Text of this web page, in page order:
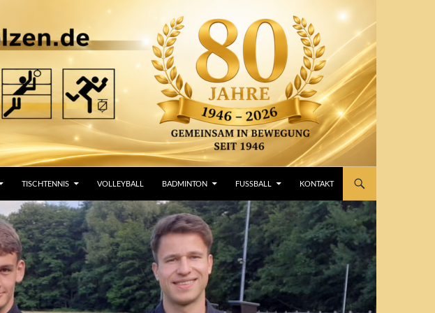
TISCHTENNIS VOLLEYBALL BADMINTON FUSSBALL KONTAKT